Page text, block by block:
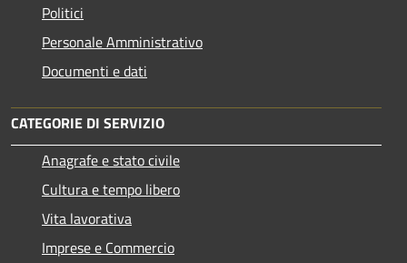
Politici
Personale Amministrativo
Documenti e dati
CATEGORIE DI SERVIZIO
Anagrafe e stato civile
Cultura e tempo libero
Vita lavorativa
Imprese e Commercio